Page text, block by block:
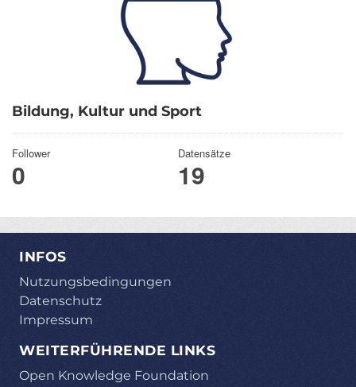
Bildung, Kultur und Sport
Follower
0
Datensätze
19
INFOS
Nutzungsbedingungen
Datenschutz
Impressum
WEITERFÜHRENDE LINKS
Open Knowledge Foundation